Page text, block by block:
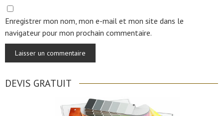
Enregistrer mon nom, mon e-mail et mon site dans le
navigateur pour mon prochain commentaire.
DEVIS GRATUIT